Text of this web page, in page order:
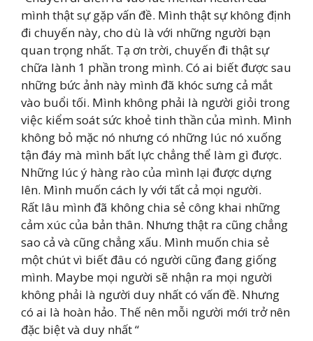
mình thật sự gặp vấn đề. Mình thật sự không định
đi chuyến này, cho dù là với những người bạn
quan trọng nhất. Tạ ơn trời, chuyến đi thật sự
chữa lành 1 phần trong mình. Có ai biết được sau
những bức ảnh này mình đã khóc sưng cả mắt
vào buổi tối. Mình không phải là người giỏi trong
việc kiểm soát sức khoẻ tinh thần của mình. Mình
không bỏ mặc nó nhưng có những lúc nó xuống
tận đáy mà mình bất lực chẳng thể làm gì được.
Những lúc ý hàng rào của mình lại được dựng
lên. Mình muốn cách ly với tất cả mọi người.
Rất lâu mình đã không chia sẻ công khai những
cảm xúc của bản thân. Nhưng thật ra cũng chẳng
sao cả và cũng chẳng xấu. Mình muốn chia sẻ
một chút vì biết đâu có người cũng đang giống
mình. Maybe mọi người sẽ nhận ra mọi người
không phải là người duy nhất có vấn đề. Nhưng
có ai là hoàn hảo. Thế nên mỗi người mới trở nên
đặc biệt và duy nhất “